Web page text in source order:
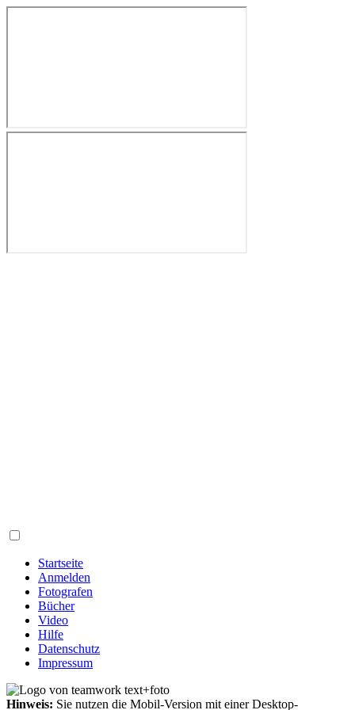
Startseite
Anmelden
Fotografen
Bücher
Video
Hilfe
Datenschutz
Impressum
Hinweis: Sie nutzen die Mobil-Version mit einer Desktop-